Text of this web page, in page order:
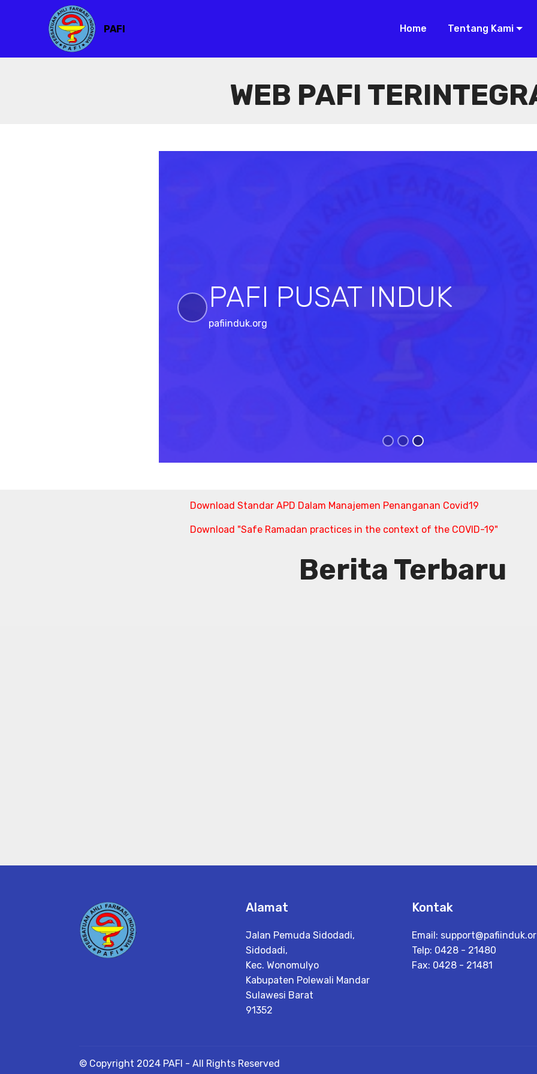
PAFI Home Tentang Kami
WEB PAFI
PAFI PUSAT INDUK
pafiinduk.org
Previous
Download Standar APD Dalam Manajemen Penanganan Covid19
Download "Safe Ramadan practices in the context of the COVID-19"
Berita Terbaru
Alamat
Jalan Pemuda Sidodadi,
Sidodadi,
Kec. Wonomulyo
Kabupaten Polewali Mandar
Sulawesi Barat
91352
Kontak
Email:
Telp: 0428 - 21480
Fax: 0428 - 21481
© Copyright 2024 PAFI - All Rights Reserved